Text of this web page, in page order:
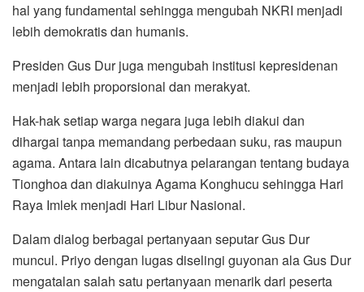
hal yang fundamental sehingga mengubah NKRI menjadi
lebih demokratis dan humanis.
Presiden Gus Dur juga mengubah institusi kepresidenan
menjadi lebih proporsional dan merakyat.
Hak-hak setiap warga negara juga lebih diakui dan
dihargai tanpa memandang perbedaan suku, ras maupun
agama. Antara lain dicabutnya pelarangan tentang budaya
Tionghoa dan diakuinya Agama Konghucu sehingga Hari
Raya Imlek menjadi Hari Libur Nasional.
Dalam dialog berbagai pertanyaan seputar Gus Dur
muncul. Priyo dengan lugas diselingi guyonan ala Gus Dur
mengatalan salah satu pertanyaan menarik dari peserta